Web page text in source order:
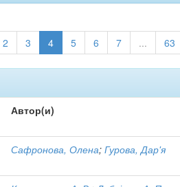
2 3 4 5 6 7 ... 63
Автор(и)
Сафронова, Олена;Гурова, Дар'я